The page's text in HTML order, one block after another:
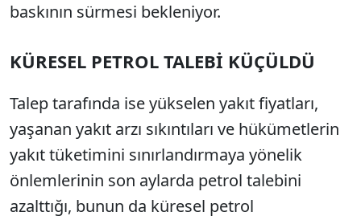
baskının sürmesi bekleniyor.
KÜRESEL PETROL TALEBİ KÜÇÜLDÜ
Talep tarafında ise yükselen yakıt fiyatları,
yaşanan yakıt arzı sıkıntıları ve hükümetlerin
yakıt tüketimini sınırlandırmaya yönelik
önlemlerinin son aylarda petrol talebini
azalttığı, bunun da küresel petrol